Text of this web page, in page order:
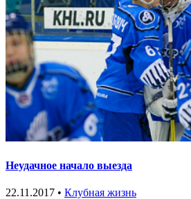
Неудачное начало выезда
22.11.2017 • Клубная жизнь